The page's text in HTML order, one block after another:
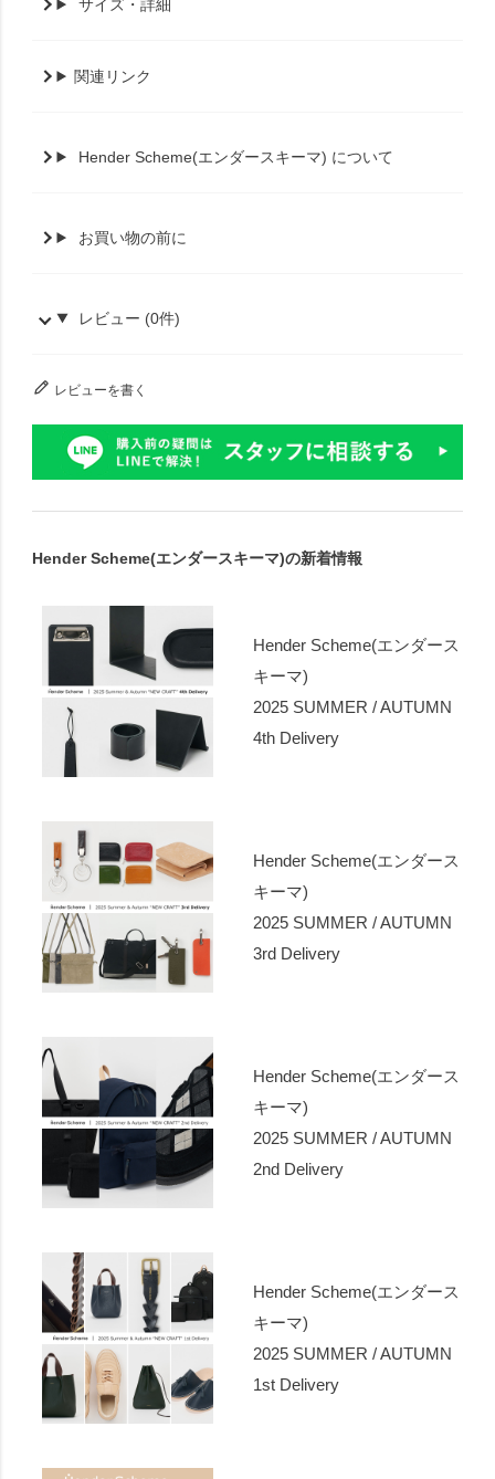
サイズ・詳細
関連リンク
Hender Scheme(エンダースキーマ) について
お買い物の前に
レビュー (0件)
レビューを書く
Hender Scheme(エンダースキーマ)の新着情報
Hender Scheme(エンダース
キーマ)
2025 SUMMER / AUTUMN
4th Delivery
Hender Scheme(エンダース
キーマ)
2025 SUMMER / AUTUMN
3rd Delivery
Hender Scheme(エンダース
キーマ)
2025 SUMMER / AUTUMN
2nd Delivery
Hender Scheme(エンダース
キーマ)
2025 SUMMER / AUTUMN
1st Delivery